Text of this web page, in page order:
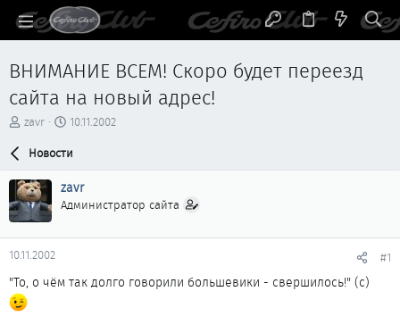
ВНИМАНИЕ ВСЕМ! Скоро будет переезд
сайта на новый адрес!
А
р
т
е
м
ы
zavr
Д
т
н
а
а
10.11.2002
Новости
zavr
Администратор сайта
10.11.2002 #1
"То, о чём так долго говорили большевики - свершилось!" (с)